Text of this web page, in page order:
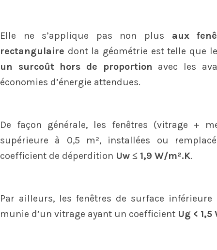
Elle ne s’applique pas non plus aux
rectangulaire dont la géométrie est telle que
un surcoût hors de proportion avec les
économies d’énergie attendues.
De façon générale, les fenêtres (vitrage +
supérieure à 0,5 m², installées ou
coefficient de déperdition Uw ≤ 1,9 W/m².K.
Par ailleurs, les fenêtres de surface
munie d’un vitrage ayant un coefficient Ug <